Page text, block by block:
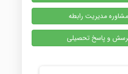
مدیریت رابطه
و پاسخ تحصیلی